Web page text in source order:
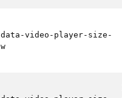
data-video-player-size-
w